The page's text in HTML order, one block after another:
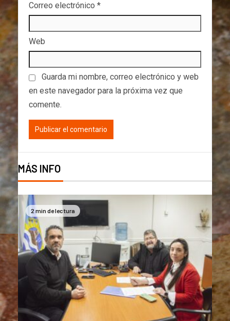
Correo electrónico *
Web
Guarda mi nombre, correo electrónico y web
en este navegador para la próxima vez que
comente.
MÁS INFO
2 min de lectura